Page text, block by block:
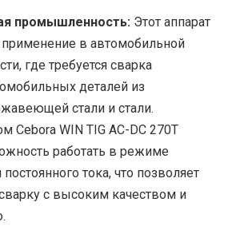
промышленность: Этот аппарат
применение в автомобильной
где требуется сварка
деталей из
стали и стали.
Cebora WIN TIG AC-DC 270T
работать в режиме
тока, что позволяет
с высоким качеством и